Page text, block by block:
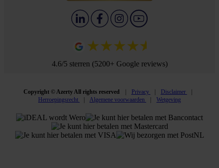
4.6/5 sterren (5200+ Google reviews)
Copyright © Azerty All rights reserved Privacy
Disclaimer
Herroepingsrecht
Algemene voorwaarden Wetgeving